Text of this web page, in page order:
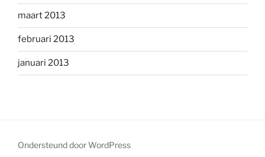
maart 2013
februari 2013
januari 2013
Ondersteund door WordPress